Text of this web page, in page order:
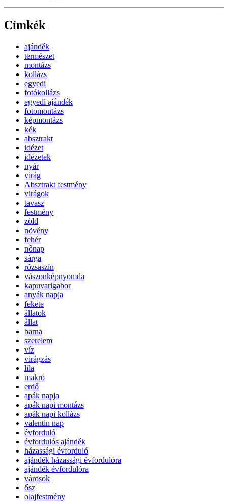
Címkék
ajándék
természet
montázs
kollázs
egyedi
fotókollázs
egyedi ajándék
fotomontázs
képmontázs
kék
absztrakt
idézet
idézetek
nyár
virág
Absztrakt festmény
virágok
tavasz
festmény
zöld
növény
fehér
nőnap
sárga
rózsaszín
vászonképnyomda
kapuvarigabor
anyák napja
fekete
állatok
állat
barna
szerelem
víz
virágzás
lila
makró
erdő
apák napja
apák napi montázs
apák napi kollázs
valentin nap
évforduló
évfordulós ajándék
házassági évforduló
ajándék házassági évfordulóra
ajándék évfordulóra
városok
ősz
olajfestmény